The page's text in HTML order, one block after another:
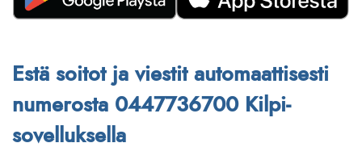
Estä soitot ja viestit automaattisesti
numerosta 0447736700 Kilpi-
sovelluksella